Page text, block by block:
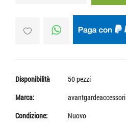
Disponibilità
50 pezzi
Marca:
avantgardeaccessori
Condizione:
Nuovo